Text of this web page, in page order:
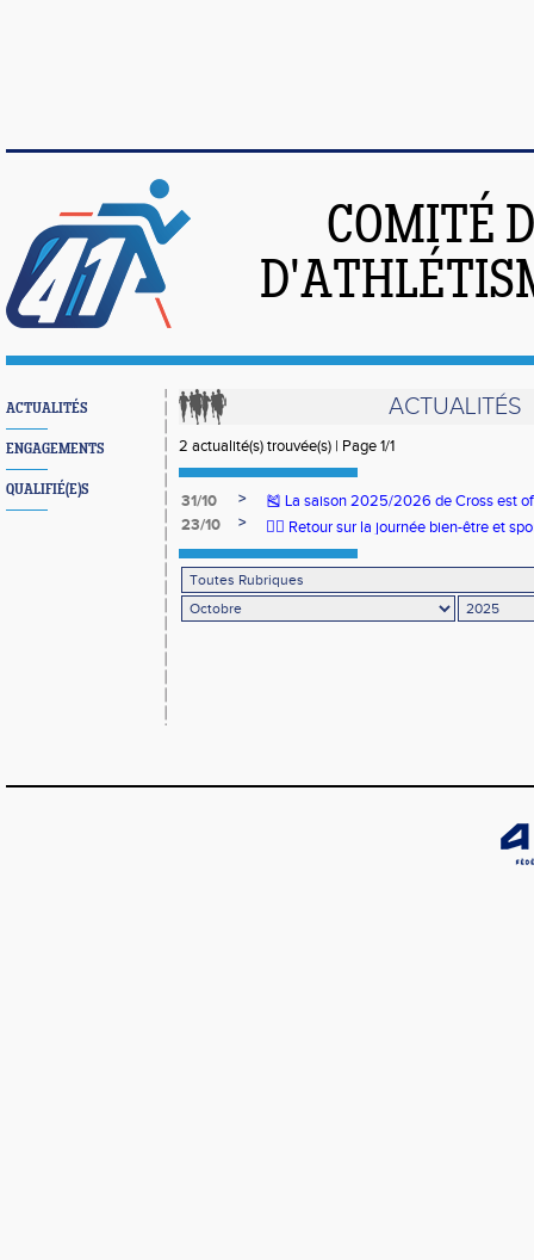
COMITÉ
ACTUALITÉS
ENGAGEMENTS
QUALIFIÉ(E)S
ACTUALITÉS
2 actualité(s) trouvée(s) | Page 1/1
31/10 >
🎽 La saison 2025/2026 de Cross est
23/10
> 🧘‍♀️ Retour sur la journée bien-être et